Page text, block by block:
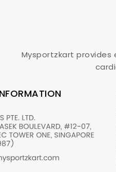
Mysportzkart provides